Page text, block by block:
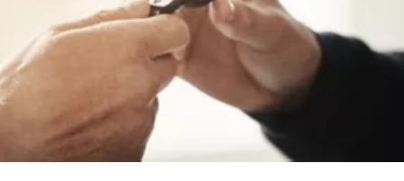
Porquê a Volvo?
Notícias E Histórias
Contacto